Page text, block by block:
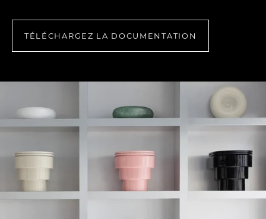
TÉLÉCHARGEZ LA DOCUMENTATION